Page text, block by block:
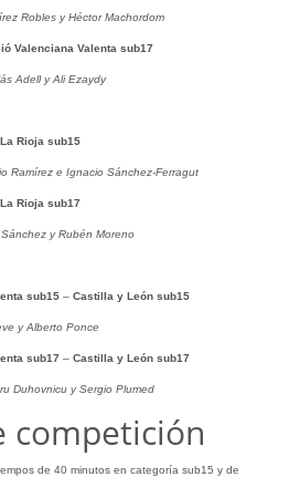
Robles y Héctor Machordom
Valenciana Valenta sub17
Adell y Ali Ezaydy
La Rioja sub15
Ramírez e Ignacio Sánchez-Ferragut
La Rioja sub17
y Rubén Moreno
sub15– Castilla y León sub15
y Alberto Ponce
sub17 – Castilla y León sub17
Duhovnicu y Sergio Plumed
competición
de 40 minutos en categoría sub15 y de